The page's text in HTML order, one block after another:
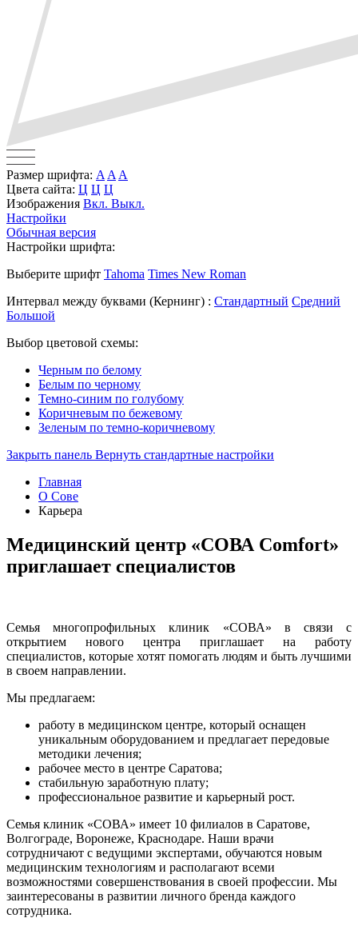
Размер шрифта: A A A
Цвета сайта: Ц Ц Ц
Изображения Вкл. Выкл.
Настройки
Обычная версия
Настройки шрифта:
Выберите шрифт Tahoma Times New Roman
Интервал между буквами (Кернинг) : Стандартный Средний
Большой
Выбор цветовой схемы:
Черным по белому
Белым по черному
Темно-синим по голубому
Коричневым по бежевому
Зеленым по темно-коричневому
Закрыть панель Вернуть стандартные настройки
Главная
О Сове
Карьера
Медицинский центр «СОВА Comfort»
приглашает специалистов
Семья многопрофильных клиник «СОВА» в связи с
открытием нового центра приглашает на работу
специалистов, которые хотят помогать людям и быть лучшими
в своем направлении.
Мы предлагаем:
работу в медицинском центре, который оснащен
уникальным оборудованием и предлагает передовые
методики лечения;
рабочее место в центре Саратова;
стабильную заработную плату;
профессиональное развитие и карьерный рост.
Семья клиник «СОВА» имеет 10 филиалов в Саратове,
Волгограде, Воронеже, Краснодаре. Наши врачи
сотрудничают с ведущими экспертами, обучаются новым
медицинским технологиям и располагают всеми
возможностями совершенствования в своей профессии. Мы
заинтересованы в развитии личного бренда каждого
сотрудника.